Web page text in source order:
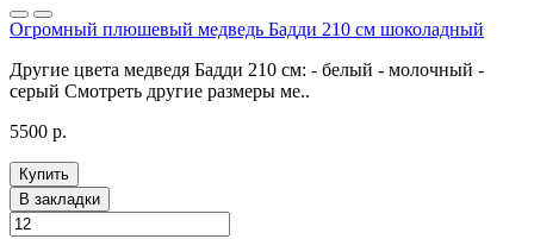
Огромный плюшевый медведь Бадди 210 см шоколадный
Другие цвета медведя Бадди 210 см: - белый - молочный -
серый Смотреть другие размеры ме..
5500 р.
Купить
В закладки